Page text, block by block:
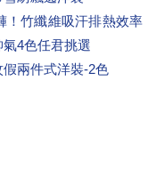
！竹纖維吸汗排熱效率
4色任君挑選
兩件式洋裝-2色